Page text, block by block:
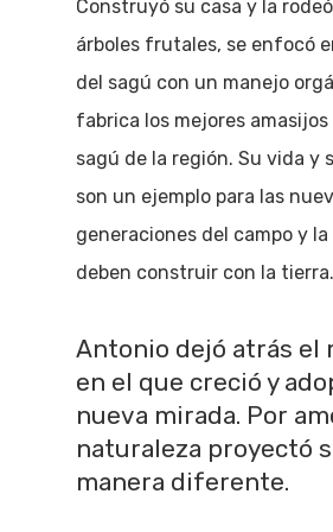
Construyó su casa y la
árboles frutales, se enfocó
del sagú con un manejo
fabrica los mejores
sagú de la región. Su vida y
son un ejemplo para las
generaciones del campo y
deben construir con la tierra.
Antonio dejó atrás el
en el que creció y
nueva mirada. Por
naturaleza proyectó
manera diferente.